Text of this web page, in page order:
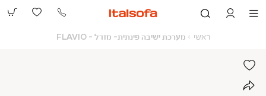
073-
ראשי ראשי
מערכת ישיבה פינתית- מודל - FLAVIO